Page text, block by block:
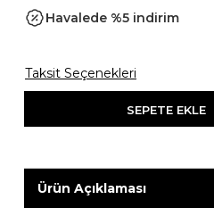
Havalede %5 indirim
Taksit Seçenekleri
SEPETE EKLE
Ürün Açıklaması